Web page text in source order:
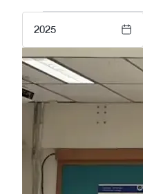
2025